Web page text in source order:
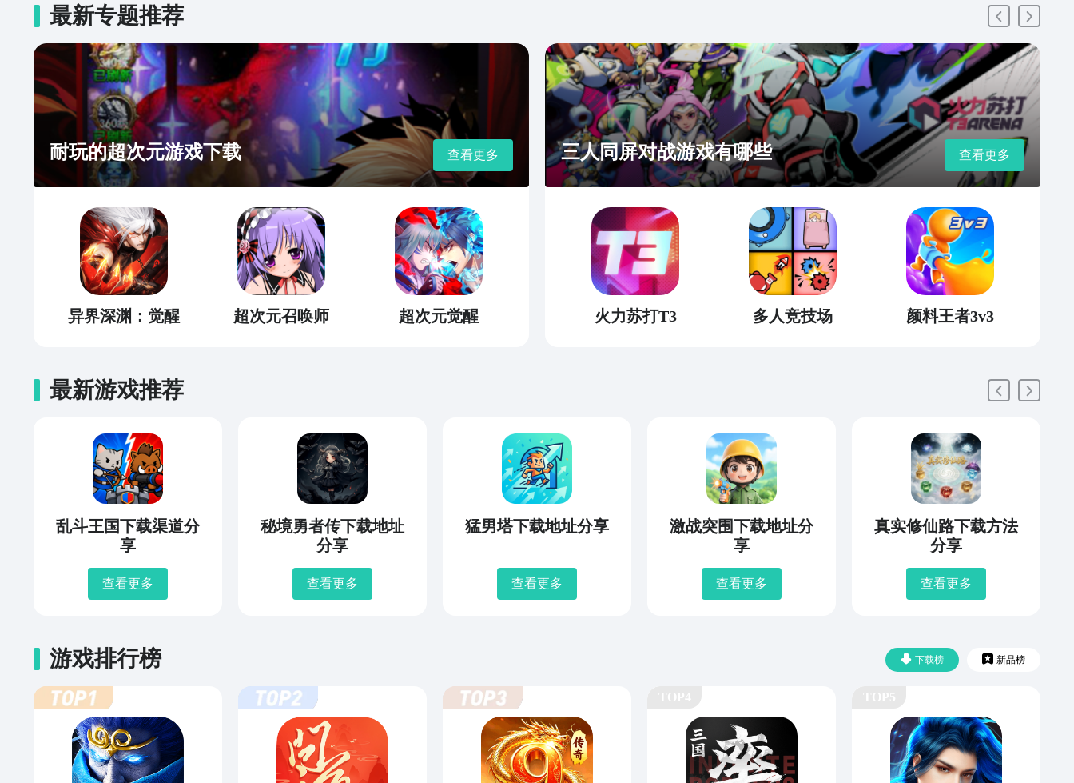
最新专题推荐
耐玩的超次元游戏下载 查看更多
异界深渊：觉醒 超次元召唤师 超次元觉醒
三人同屏对战游戏有哪些 查看更多
火力苏打T3 多人竞技场 颜料王者3v3
最新游戏推荐
乱斗王国下载渠道分
享
查看更多
秘境勇者传下载地址
分享
查看更多
猛男塔下载地址分享
查看更多
激战突围下载地址分
享
查看更多
真实修仙路下载方法
分享
查看更多
下载榜 新品榜
游戏排行榜